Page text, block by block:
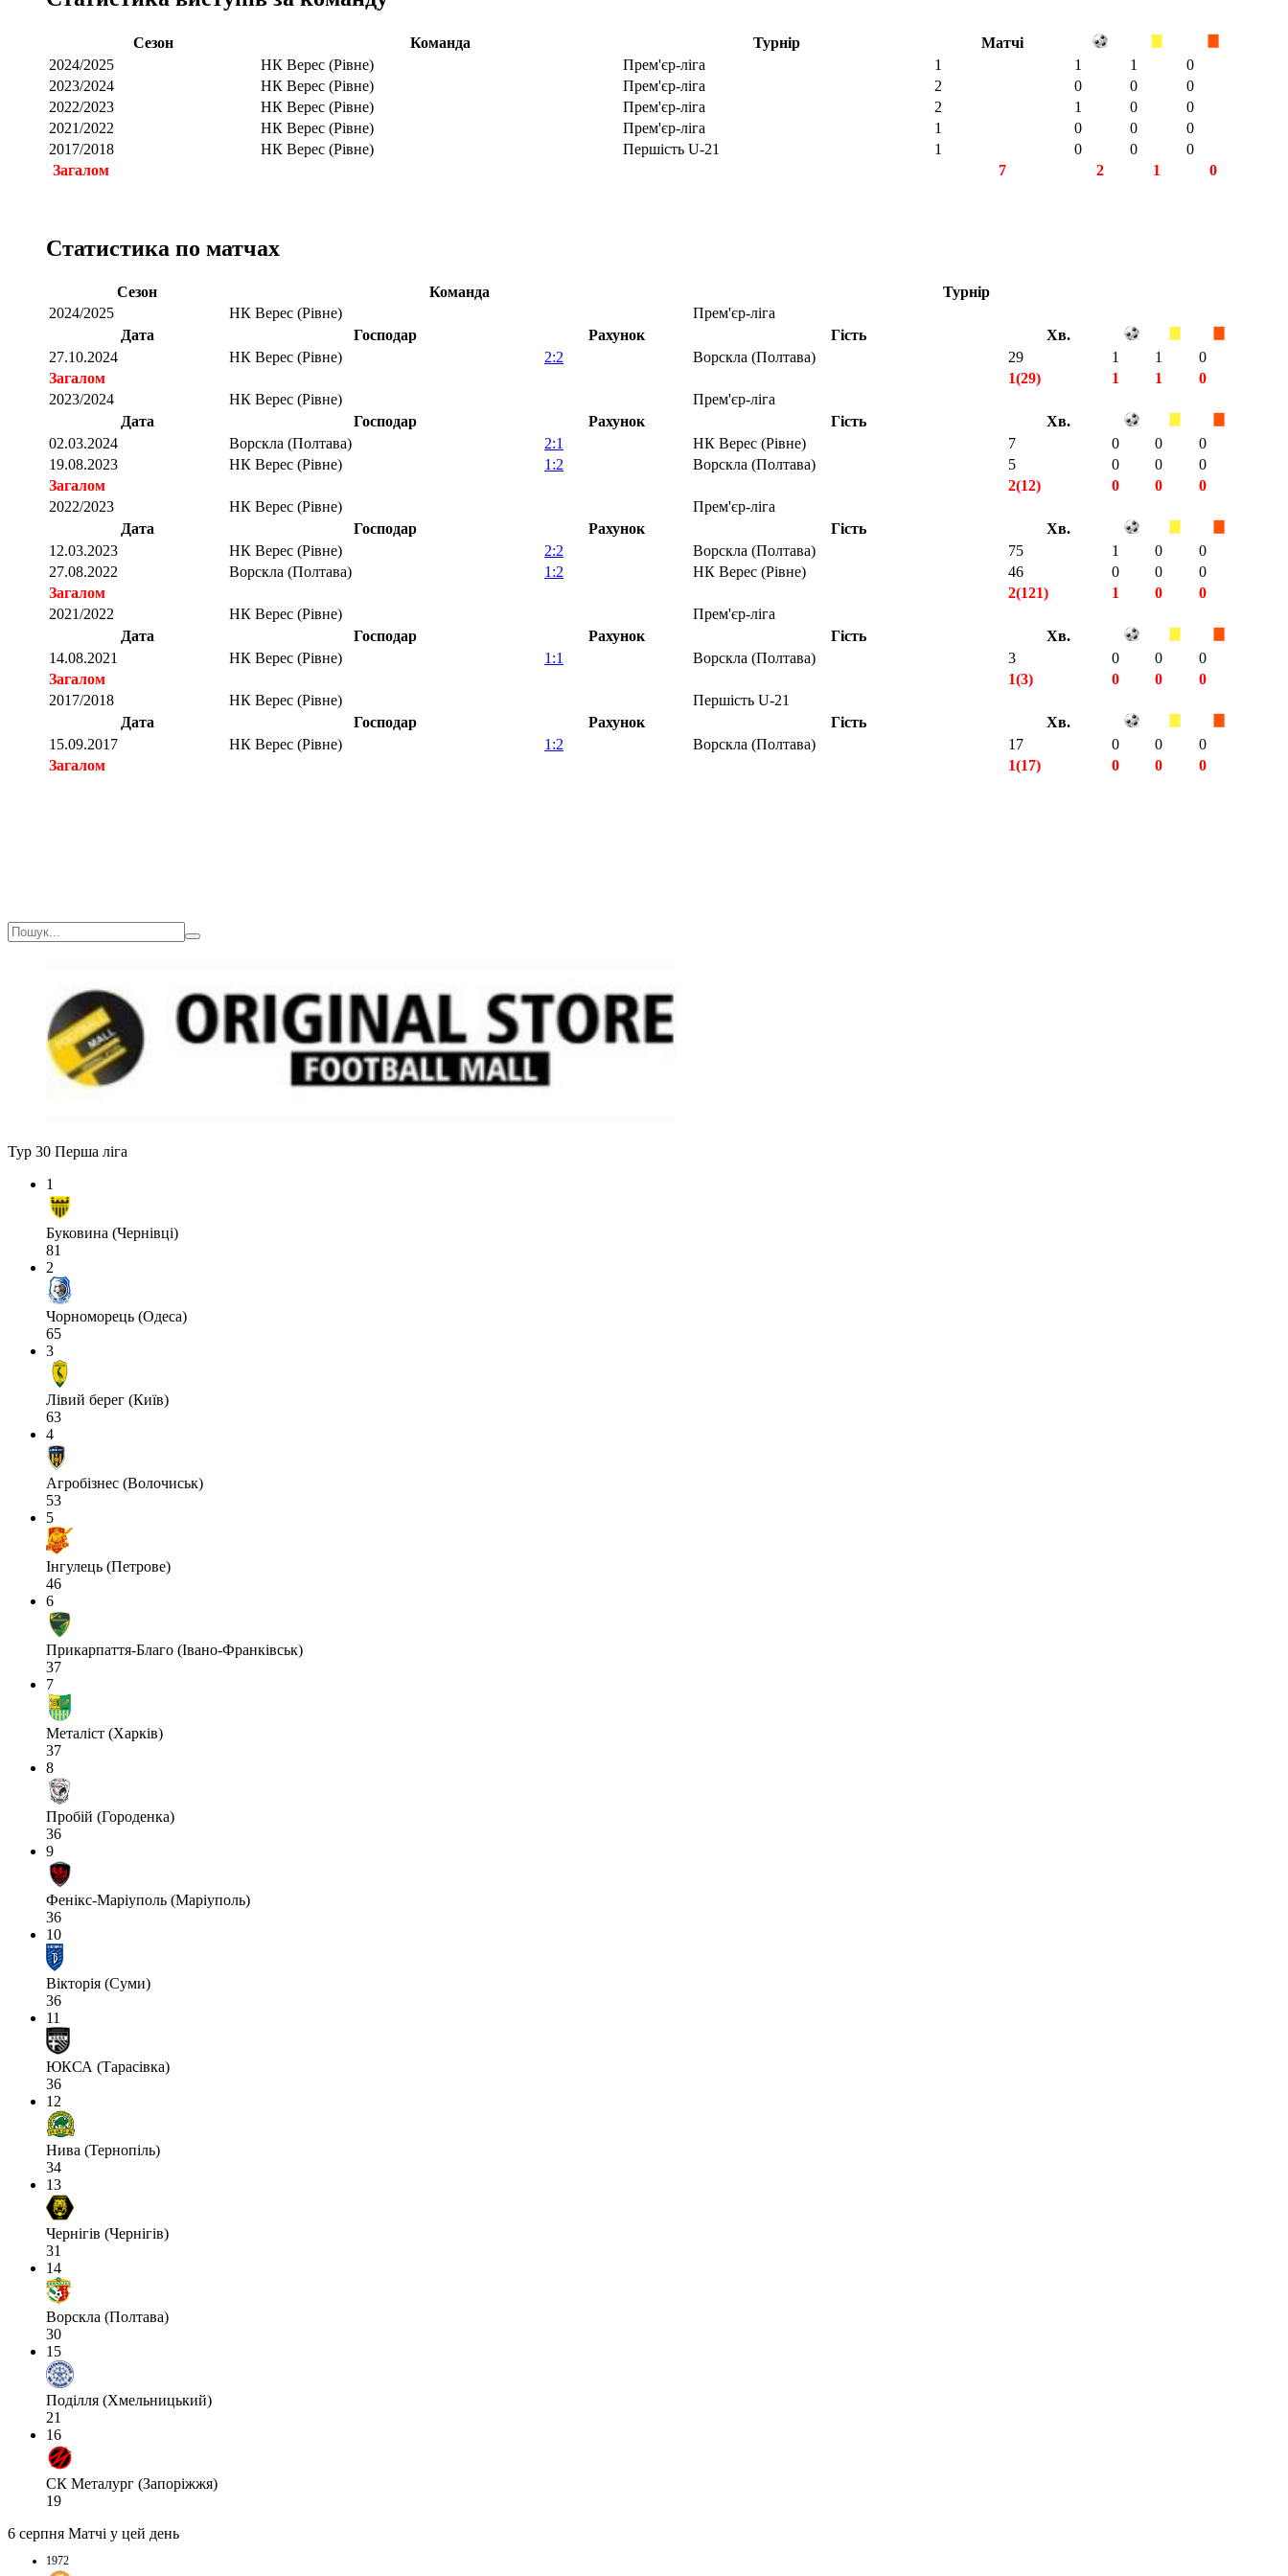
Сезон Команда Турнір
Матчі
2024/2025
НК Верес (Рівне) Прем'єр-ліга 1 1 1
0
2023/2024
НК Верес (Рівне) Прем'єр-ліга 2 0 0
0
2022/2023
НК Верес (Рівне) Прем'єр-ліга 2 1 0
0
2021/2022
НК Верес (Рівне) Прем'єр-ліга 1 0 0
0
2017/2018
НК Верес (Рівне) Першість U-21 1 0 0
0
Загалом
7 2 1 0
Статистика по матчах
Сезон Команда
Турнір
2024/2025
НК Верес (Рівне)
Прем'єр-ліга
Дата
Господар Рахунок Гість
Хв.
27.10.2024
НК Верес (Рівне) 2:2 Ворскла (Полтава) 29 1 1
0
Загалом
1(29) 1 1
0
2023/2024
НК Верес (Рівне)
Прем'єр-ліга
Дата
Господар Рахунок Гість
Хв.
02.03.2024
Ворскла (Полтава) 2:1 НК Верес (Рівне) 7 0 0
0
19.08.2023
НК Верес (Рівне) 1:2 Ворскла (Полтава) 5 0 0
0
Загалом
2(12) 0 0
0
2022/2023
НК Верес (Рівне)
Прем'єр-ліга
Дата
Господар Рахунок Гість
Хв.
12.03.2023
НК Верес (Рівне) 2:2 Ворскла (Полтава) 75 1 0
0
27.08.2022
Ворскла (Полтава) 1:2 НК Верес (Рівне) 46 0 0
0
Загалом
2(121) 1 0
0
2021/2022
НК Верес (Рівне)
Прем'єр-ліга
Дата
Господар Рахунок Гість
Хв.
14.08.2021
НК Верес (Рівне) 1:1 Ворскла (Полтава) 3 0 0
0
Загалом
1(3) 0 0
0
2017/2018
НК Верес (Рівне)
Першість U-21
Дата
Господар Рахунок Гість
Хв.
15.09.2017
НК Верес (Рівне) 1:2 Ворскла (Полтава) 17 0 0
0
Загалом
1(17) 0 0
0
Тур 30 Перша ліга
1
Буковина (Чернівці)
81
2
Чорноморець (Одеса)
65
3
Лівий берег (Київ)
63
4
Агробізнес (Волочиськ)
53
5
Інгулець (Петрове)
46
6
Прикарпаття-Благо (Івано-Франківськ)
37
7
Металіст (Харків)
37
8
Пробій (Городенка)
36
9
Фенікс-Маріуполь (Маріуполь)
36
10
Вікторія (Суми)
36
11
ЮКСА (Тарасівка)
36
12
Нива (Тернопіль)
34
13
Чернігів (Чернігів)
31
14
Ворскла (Полтава)
30
15
Поділля (Хмельницький)
21
16
СК Металург (Запоріжжя)
19
6 серпня Матчі у цей день
1972